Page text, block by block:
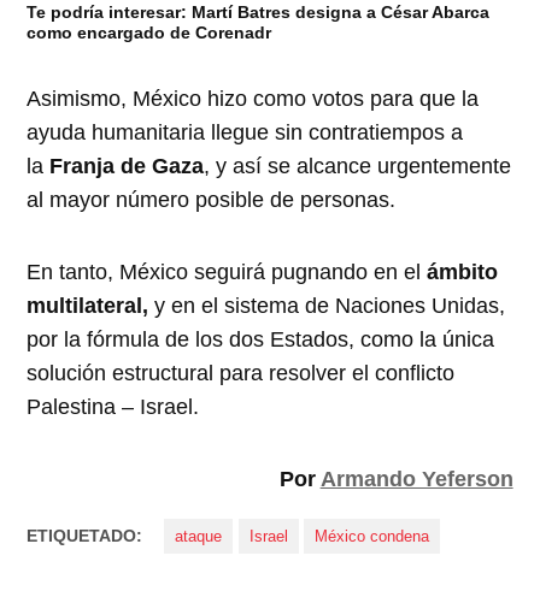
Te podría interesar: Martí Batres designa a César Abarca
como encargado de Corenadr
Asimismo, México hizo como votos para que la
ayuda humanitaria llegue sin contratiempos a
la Franja de Gaza, y así se alcance urgentemente
al mayor número posible de personas.
En tanto, México seguirá pugnando en elámbito
multilateral, y en el sistema de Naciones Unidas,
por la fórmula de los dos Estados, como la única
solución estructural para resolver el conflicto
Palestina – Israel.
Por Armando Yeferson
ETIQUETADO: ataque Israel México condena